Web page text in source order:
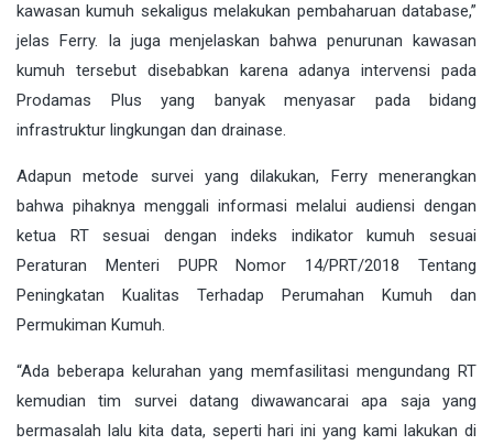
kawasan kumuh sekaligus melakukan pembaharuan database,”
jelas Ferry. Ia juga menjelaskan bahwa penurunan kawasan
kumuh tersebut disebabkan karena adanya intervensi pada
Prodamas Plus yang banyak menyasar pada bidang
infrastruktur lingkungan dan drainase.
Adapun metode survei yang dilakukan, Ferry menerangkan
bahwa pihaknya menggali informasi melalui audiensi dengan
ketua RT sesuai dengan indeks indikator kumuh sesuai
Peraturan Menteri PUPR Nomor 14/PRT/2018 Tentang
Peningkatan Kualitas Terhadap Perumahan Kumuh dan
Permukiman Kumuh.
“Ada beberapa kelurahan yang memfasilitasi mengundang RT
kemudian tim survei datang diwawancarai apa saja yang
bermasalah lalu kita data, seperti hari ini yang kami lakukan di